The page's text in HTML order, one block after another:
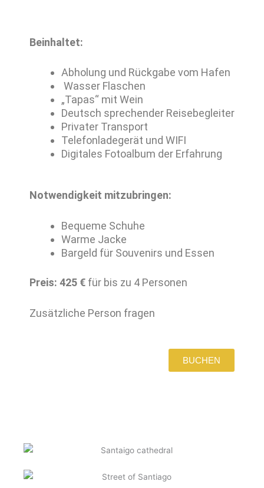
Beinhaltet:
Abholung und Rückgabe vom Hafen
Wasser Flaschen
„Tapas“ mit Wein
Deutsch sprechender Reisebegleiter
Privater Transport
Telefonladegerät und WIFI
Digitales Fotoalbum der Erfahrung
Notwendigkeit mitzubringen:
Bequeme Schuhe
Warme Jacke
Bargeld für Souvenirs und Essen
Preis: 425 € für bis zu 4 Personen
Zusätzliche Person fragen
BUCHEN